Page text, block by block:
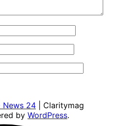
News 24 | Claritymag
by WordPress.